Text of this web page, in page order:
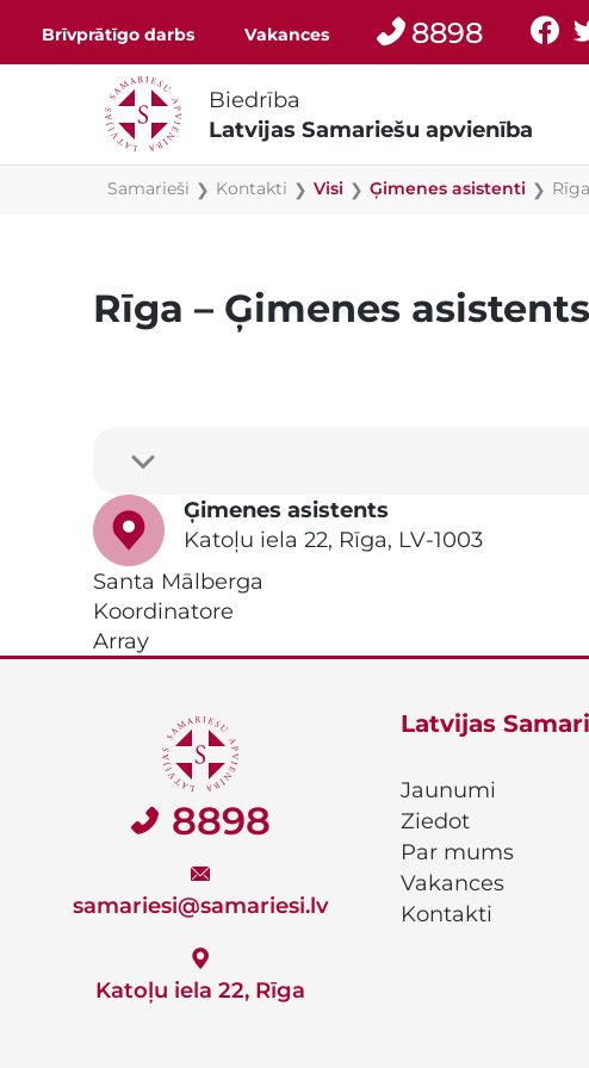
Brīvprātīgo darbs Vakances 8898
Biedrība
Latvijas Samariešu apvienība
Samarieši ❯ Kontakti ❯ Visi ❯ Ģimenes asistenti ❯
Rīga – Ģimenes asistents
Ģimenes asistents
Katoļu iela 22, Rīga, LV-1003
Santa Mālberga
Koordinatore
Array
8898
samariesi@samariesi.lv
Katoļu iela 22, Rīga
Latvijas
Jaunumi
Ziedot
Par mums
Vakances
Kontakti